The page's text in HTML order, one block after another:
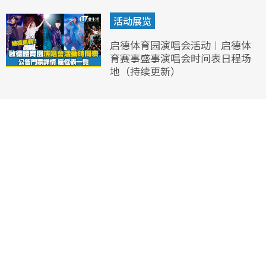
活动展览
启德体育园演唱会活动︱启德体
育赛事盛事演唱会时间表日程场
地（持续更新）